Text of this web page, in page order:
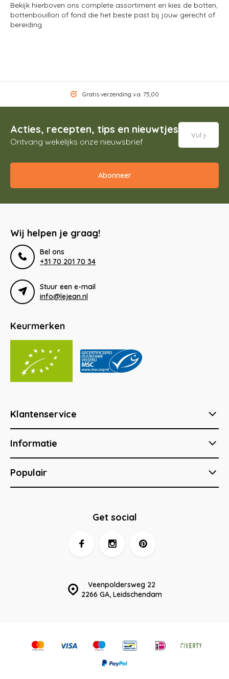
Bekijk hierboven ons complete assortiment en kies de botten,
bottenbouillon of fond die het beste past bij jouw gerecht of
bereiding.
Gratis verzending v.a. 75,00
Acties, recepten, tips en nieuwtjes
Ontvang wekelijks onze nieuwsbrief
Abonneer
Wij helpen je graag!
Bel ons
+31 70 201 70 34
Stuur een e-mail
info@lejean.nl
Keurmerken
Klantenservice
Informatie
Populair
Veenpoldersweg 22
2266 GA, Leidschendam
Get social